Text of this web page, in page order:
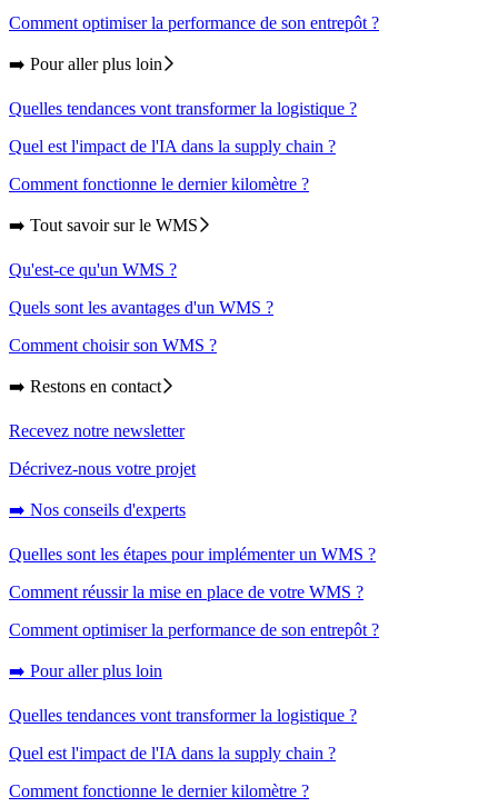
Comment optimiser la performance de son entrepôt ?
➡️ Pour aller plus loin
Quelles tendances vont transformer la logistique ?
Quel est l'impact de l'IA dans la supply chain ?
Comment fonctionne le dernier kilomètre ?
➡️ Tout savoir sur le WMS
Qu'est-ce qu'un WMS ?
Quels sont les avantages d'un WMS ?
Comment choisir son WMS ?
➡️ Restons en contact
Recevez notre newsletter
Décrivez-nous votre projet
➡️ Nos conseils d'experts
Quelles sont les étapes pour implémenter un WMS ?
Comment réussir la mise en place de votre WMS ?
Comment optimiser la performance de son entrepôt ?
➡️ Pour aller plus loin
Quelles tendances vont transformer la logistique ?
Quel est l'impact de l'IA dans la supply chain ?
Comment fonctionne le dernier kilomètre ?